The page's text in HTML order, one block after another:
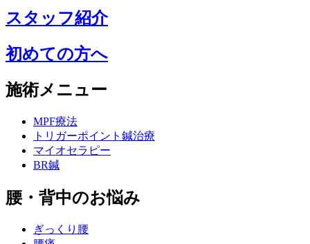
スタッフ紹介
初めての方へ
施術メニュー
MPF療法
トリガーポイント鍼治療
マイオセラピー
BR鍼
腰・背中のお悩み
ぎっくり腰